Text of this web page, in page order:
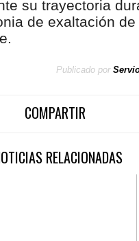
su trayectoria
de exaltación de
Publicado por
COMPARTIR
RELACIONADAS